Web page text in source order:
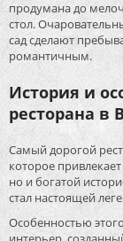
продумана до
стол.
сад сделают
романтичным.
История и
ресторана в
Самый дорогой
которое
но и богатой
стал настоящей
Особенностью